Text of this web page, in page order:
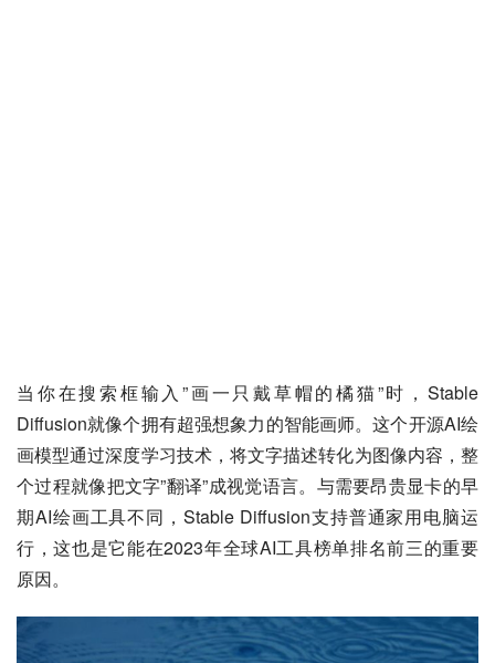
当你在搜索框输入”画一只戴草帽的橘猫”时，Stable
Diffusion就像个拥有超强想象力的智能画师。这个开源AI绘
画模型通过深度学习技术，将文字描述转化为图像内容，整
个过程就像把文字”翻译”成视觉语言。与需要昂贵显卡的早
期AI绘画工具不同，Stable Diffusion支持普通家用电脑运
行，这也是它能在2023年全球AI工具榜单排名前三的重要
原因。